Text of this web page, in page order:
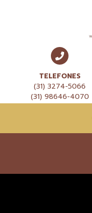
TELEFONES
(31) 3274-5066
(31) 98646-4070